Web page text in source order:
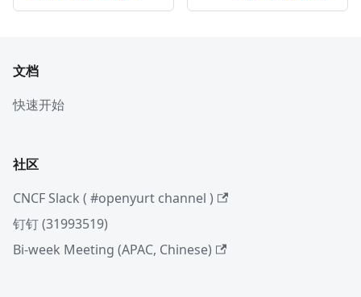
文档
快速开始
社区
CNCF Slack ( #openyurt channel )
钉钉 (31993519)
Bi-week Meeting (APAC, Chinese)